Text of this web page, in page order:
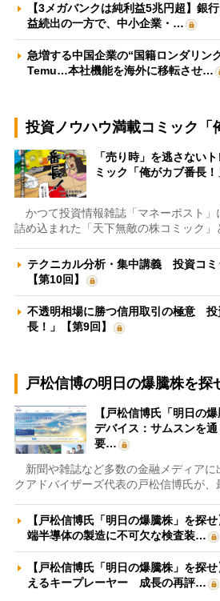
【3メガバンクは純利益5兆円超】銀
益続出の一方で、中小企業・…
急増する中国企業の“国籍ロンダリン
Temu…本社機能を海外に移転させ…
投資ノウハウ満載コミック「
「売り時」を逃さない
ミック「俺がカブ番長！
かつて投資情報雑誌「マネーポスト」
詰め込まれた「天下無敵の株コミック」
テクニカル分析・集中講義 投資コミ
【第10回】
不透明相場に勝つ信用取引の極意 投
長！」【第9回】
戸松信博の明日の爆騰株を探
【戸松信博氏「明日の
デバイス：サムスンを
要…
新聞や雑誌など多数の金融メディアに
クアドバイザーズ代表の戸松信博氏が、
【戸松信博氏「明日の爆騰株」を探
端半導体の製造に不可欠な検査装…
【戸松信博氏「明日の爆騰株」を探
えるキープレーヤー 成長の再評…